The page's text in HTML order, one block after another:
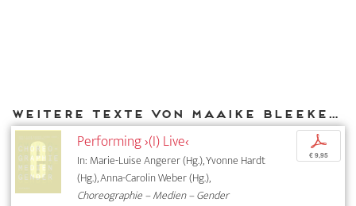
Weitere Texte von Maaike Bleeker bei DIAPHANES
Performing ›(I) Live‹
In: Marie-Luise Angerer (Hg.), Yvonne Hardt
(Hg.), Anna-Carolin Weber (Hg.),
Choreographie – Medien – Gender
p
€ 9,95